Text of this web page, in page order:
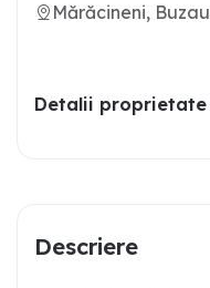
Mărăcineni, Buzau
Detalii proprietate
Descriere